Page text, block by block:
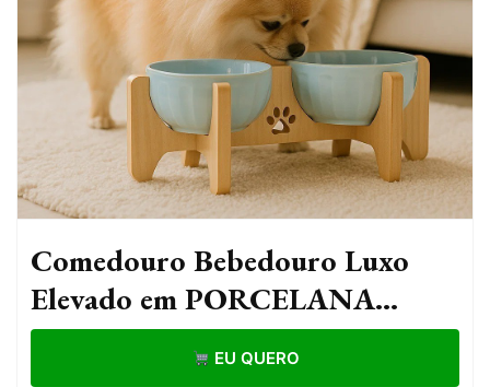
Comedouro Bebedouro Luxo
Elevado em PORCELANA
620ml
EU QUERO